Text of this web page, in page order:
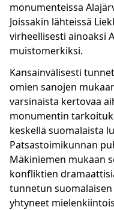
monumenteissa
Joissakin lähteissä
virheellisesti ainoaksi
muistomerkiksi.
Kansainvälisesti
omien sanojen
varsinaista kertovaa
monumentin
keskellä suomalaista
Patsastoimikunnan
Mäkiniemen mukaan
konfliktien
tunnetun
yhtyneet